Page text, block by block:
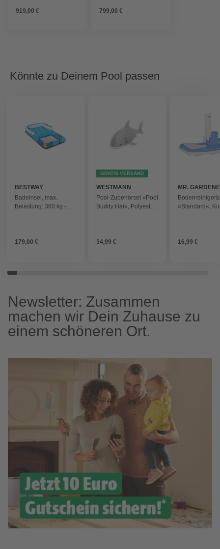
Filteranlage
919,00 € 799,00 €
Könnte zu Deinem Pool passen
BESTWAY
Badeinsel, max.
Belastung: 360 kg -
179,00 €
GRATIS VERSAND
WESTMANN
Pool-Zubehörset »Pool
Buddy Hai«, Polyester
34,99 €
MR.
»Standard«,
16,99 €
Newsletter: Zusammen
machen wir Dein Zuhause zu
einem schöneren Ort.